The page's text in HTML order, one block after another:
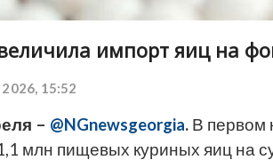
импорт яиц на
15:52
– @NGnewsgeorgia. В первом
млн пищевых куриных яиц на